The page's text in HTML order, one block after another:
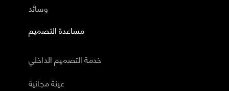
وسائد
مساعدة التصميم
خدمة التصميم الداخلي
عينة مجانية